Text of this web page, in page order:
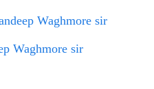
Waghmore sir
Waghmore sir